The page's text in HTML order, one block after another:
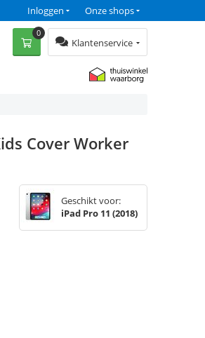
Onze shops
Inloggen
Klantenservice
0
Cover Worker
Geschikt voor:
iPad Pro 11 (2018)